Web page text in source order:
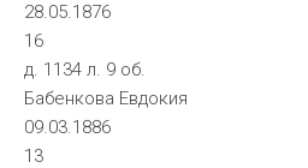
28.05.1876
16
д. 1134 л. 9 об.
Бабенкова Евдокия
09.03.1886
13